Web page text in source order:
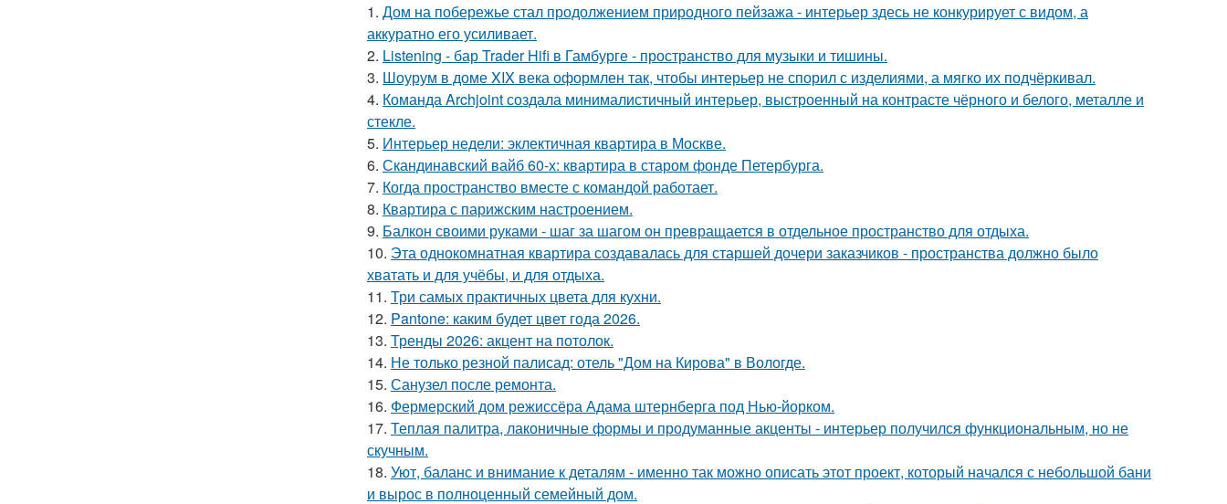
1. Дом на побережье стал продолжением природного пейзажа - интерьер здесь не конкурирует с видом, а
аккуратно его усиливает.
2. Listening - бар Trader Hifi в Гамбурге - пространство для музыки и тишины.
3. Шоурум в доме XIX века оформлен так, чтобы интерьер не спорил с изделиями, а мягко их подчёркивал.
4. Команда Archjoint создала минималистичный интерьер, выстроенный на контрасте чёрного и белого, металле и
стекле.
5. Интерьер недели: эклектичная квартира в Москве.
6. Скандинавский вайб 60-х: квартира в старом фонде Петербурга.
7. Когда пространство вместе с командой работает.
8. Квартира с парижским настроением.
9. Балкон своими руками - шаг за шагом он превращается в отдельное пространство для отдыха.
10. Эта однокомнатная квартира создавалась для старшей дочери заказчиков - пространства должно было
хватать и для учёбы, и для отдыха.
11. Три самых практичных цвета для кухни.
12. Pantone: каким будет цвет года 2026.
13. Тренды 2026: акцент на потолок.
14. Не только резной палисад: отель "Дом на Кирова" в Вологде.
15. Санузел после ремонта.
16. Фермерский дом режиссёра Адама штернберга под Нью-йорком.
17. Теплая палитра, лаконичные формы и продуманные акценты - интерьер получился функциональным, но не
скучным.
18. Уют, баланс и внимание к деталям - именно так можно описать этот проект, который начался с небольшой бани
и вырос в полноценный семейный дом.